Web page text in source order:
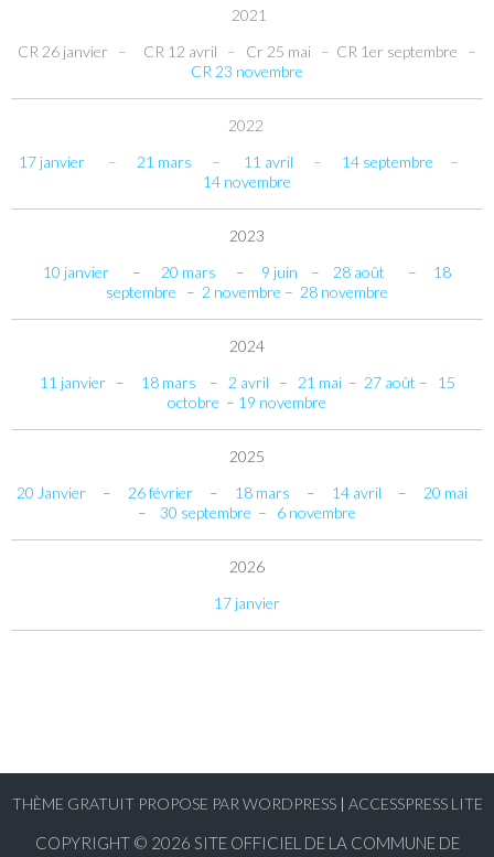
2021
CR 26 janvier – CR 12 avril – Cr 25 mai – CR 1er septembre –
CR 23 novembre
2022
17 janvier – 21 mars – 11 avril – 14 septembre –
14 novembre
2023
10 janvier – 20 mars – 9 juin – 28 août – 18
septembre – 2 novembre – 28 novembre
2024
11 janvier– 18 mars – 2 avril – 21 mai– 27 août – 15
octobre – 19 novembre
2025
20 Janvier – 26 février – 18 mars – 14 avril – 20 mai
– 30 septembre – 6 novembre
2026
17 janvier
THÈME GRATUIT PROPOSE PAR WORDPRESS | ACCESSPRESS LITE
COPYRIGHT © 2026 SITE OFFICIEL DE LA COMMUNE DE